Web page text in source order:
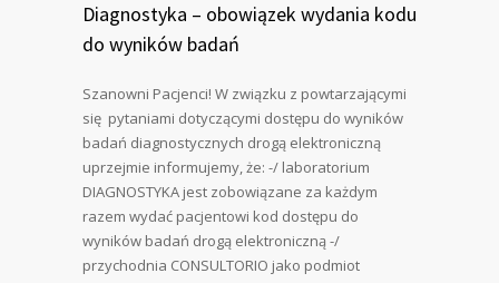
Diagnostyka – obowiązek wydania kodu
do wyników badań
Szanowni Pacjenci! W związku z powtarzającymi
się pytaniami dotyczącymi dostępu do wyników
badań diagnostycznych drogą elektroniczną
uprzejmie informujemy, że: -/ laboratorium
DIAGNOSTYKA jest zobowiązane za każdym
razem wydać pacjentowi kod dostępu do
wyników badań drogą elektroniczną -/
przychodnia CONSULTORIO jako podmiot